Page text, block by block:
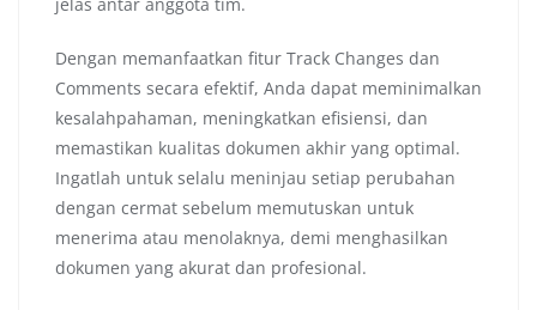
Dengan memanfaatkan fitur Track Changes dan
Comments secara efektif, Anda dapat meminimalkan
kesalahpahaman, meningkatkan efisiensi, dan
memastikan kualitas dokumen akhir yang optimal.
Ingatlah untuk selalu meninjau setiap perubahan
dengan cermat sebelum memutuskan untuk
menerima atau menolaknya, demi menghasilkan
dokumen yang akurat dan profesional.